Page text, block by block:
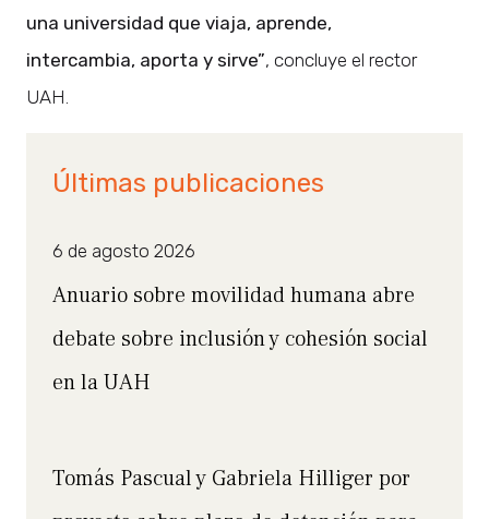
una universidad que viaja, aprende,
intercambia, aporta y sirve”, concluye el rector
UAH.
Últimas publicaciones
6 de agosto 2026
Anuario sobre movilidad humana abre
debate sobre inclusión y cohesión social
en la UAH
Tomás Pascual y Gabriela Hilliger por